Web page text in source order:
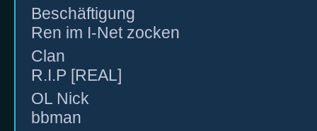
Beschäftigung
Ren im I-Net zocken
Clan
R.I.P [REAL]
OL Nick
bbman